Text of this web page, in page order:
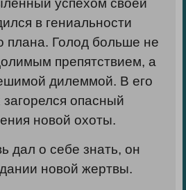
в гениальности
плана. Голод больше не
препятствием, а
дилеммой. В его
опасный
новой охоты.
дал о себе знать, он
новой жертвы.